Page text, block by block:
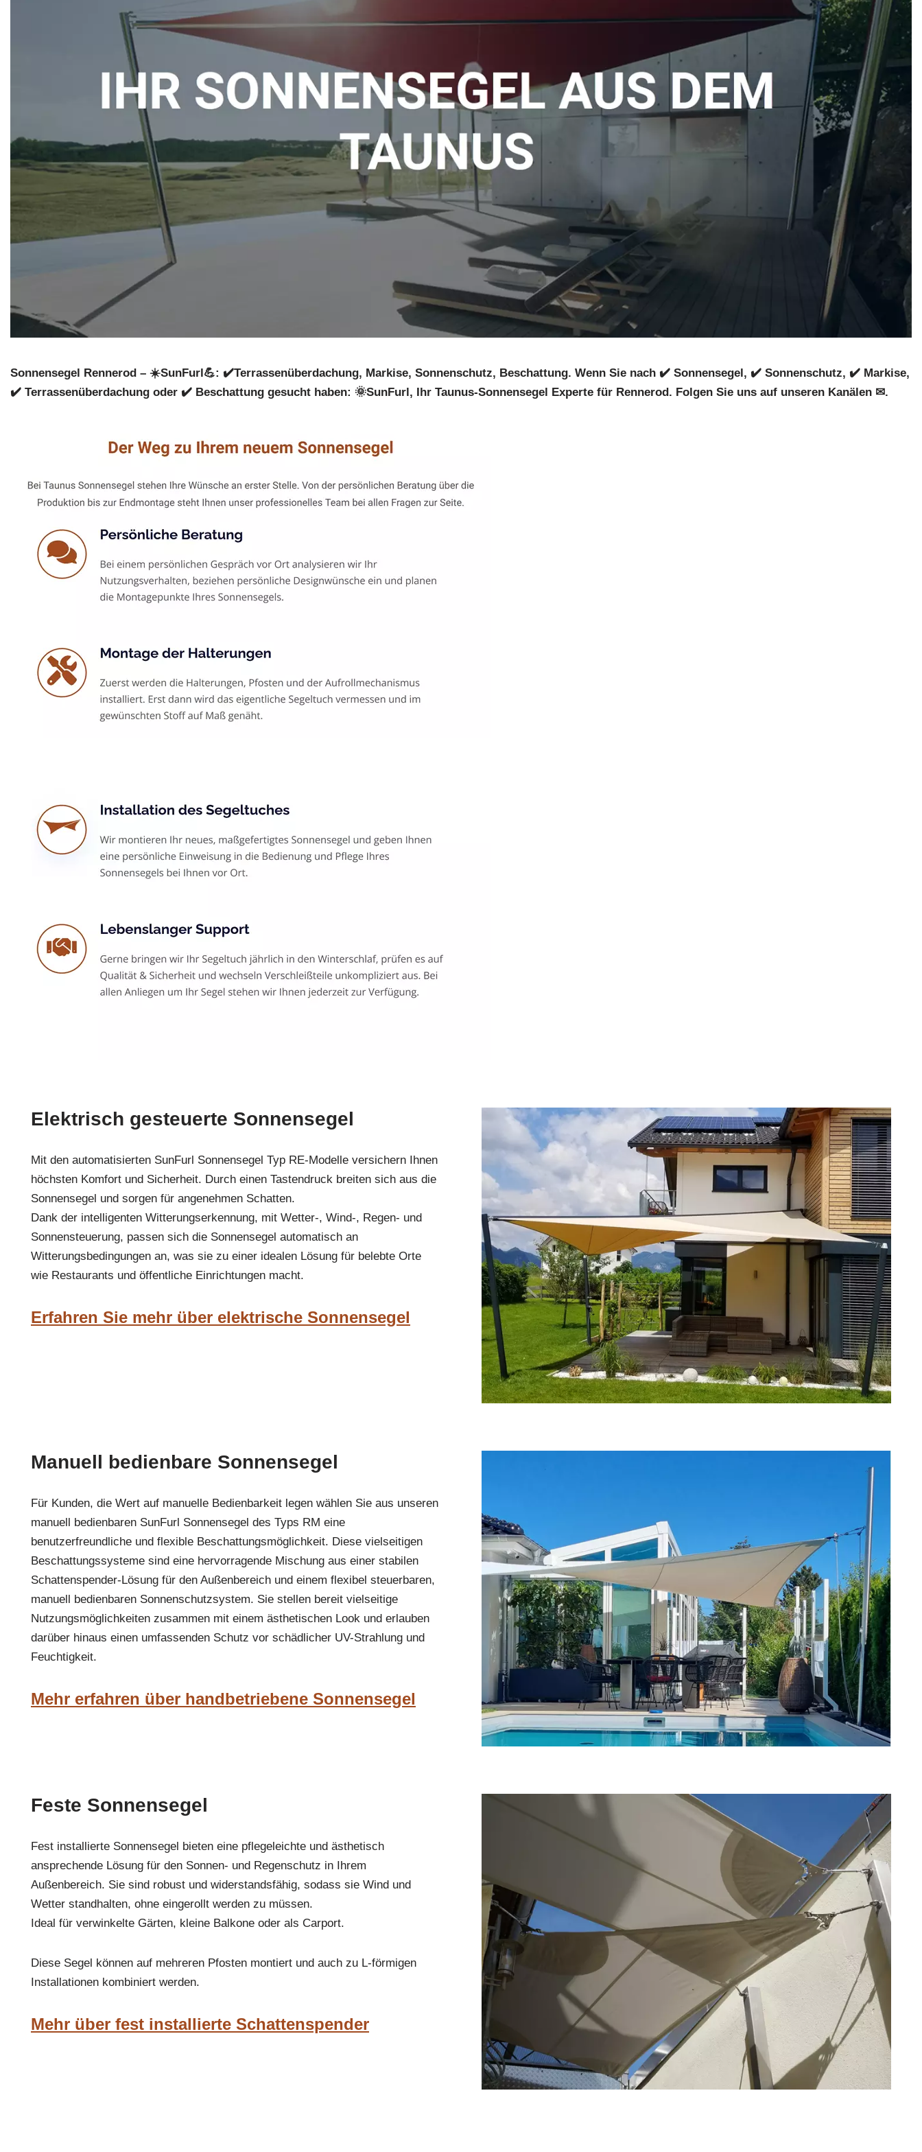
Sonnensegel Rennerod – ☀️SunFurl💪: ✔️Terrassenüberdachung, Markise, Sonnenschutz, Beschattung. Wenn Sie nach ✔️ Sonnensegel, ✔️ Sonnenschutz, ✔️ Markise,
✔️ Terrassenüberdachung oder ✔️ Beschattung gesucht haben: 🌞SunFurl, Ihr Taunus-Sonnensegel Experte für Rennerod. Folgen Sie uns auf unseren Kanälen ✉.
Elektrisch gesteuerte Sonnensegel
Mit den automatisierten SunFurl Sonnensegel Typ RE-Modelle versichern Ihnen
höchsten Komfort und Sicherheit. Durch einen Tastendruck breiten sich aus die
Sonnensegel und sorgen für angenehmen Schatten.
Dank der intelligenten Witterungserkennung, mit Wetter-, Wind-, Regen- und
Sonnensteuerung, passen sich die Sonnensegel automatisch an
Witterungsbedingungen an, was sie zu einer idealen Lösung für belebte Orte
wie Restaurants und öffentliche Einrichtungen macht.
Erfahren Sie mehr über elektrische Sonnensegel
Manuell bedienbare Sonnensegel
Für Kunden, die Wert auf manuelle Bedienbarkeit legen wählen Sie aus unseren
manuell bedienbaren SunFurl Sonnensegel des Typs RM eine
benutzerfreundliche und flexible Beschattungsmöglichkeit. Diese vielseitigen
Beschattungssysteme sind eine hervorragende Mischung aus einer stabilen
Schattenspender-Lösung für den Außenbereich und einem flexibel steuerbaren,
manuell bedienbaren Sonnenschutzsystem. Sie stellen bereit vielseitige
Nutzungsmöglichkeiten zusammen mit einem ästhetischen Look und erlauben
darüber hinaus einen umfassenden Schutz vor schädlicher UV-Strahlung und
Feuchtigkeit.
Mehr erfahren über handbetriebene Sonnensegel
Feste Sonnensegel
Fest installierte Sonnensegel bieten eine pflegeleichte und ästhetisch
ansprechende Lösung für den Sonnen- und Regenschutz in Ihrem
Außenbereich. Sie sind robust und widerstandsfähig, sodass sie Wind und
Wetter standhalten, ohne eingerollt werden zu müssen.
Ideal für verwinkelte Gärten, kleine Balkone oder als Carport.
Diese Segel können auf mehreren Pfosten montiert und auch zu L-förmigen
Installationen kombiniert werden.
Mehr über fest installierte Schattenspender